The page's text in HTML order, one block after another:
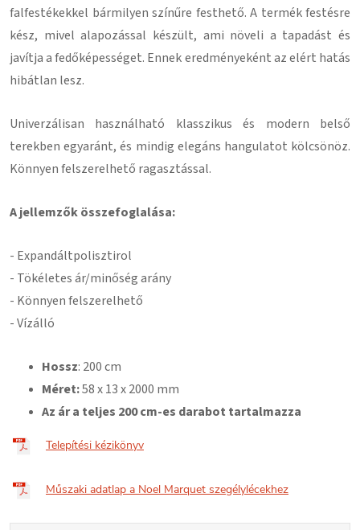
falfestékekkel bármilyen színűre festhető. A termék festésre
kész, mivel alapozással készült, ami növeli a tapadást és
javítja a fedőképességet. Ennek eredményeként az elért hatás
hibátlan lesz.
Univerzálisan használható klasszikus és modern belső
terekben egyaránt, és mindig elegáns hangulatot kölcsönöz.
Könnyen felszerelhető ragasztással.
A jellemzők összefoglalása:
- Expandáltpolisztirol
- Tökéletes ár/minőség arány
- Könnyen felszerelhető
- Vízálló
Hossz: 200 cm
Méret:58x 13 x 2000 mm
Az ár a teljes 200 cm-es darabot tartalmazza
Telepítési kézikönyv
Műszaki adatlap a Noel Marquet szegélylécekhez